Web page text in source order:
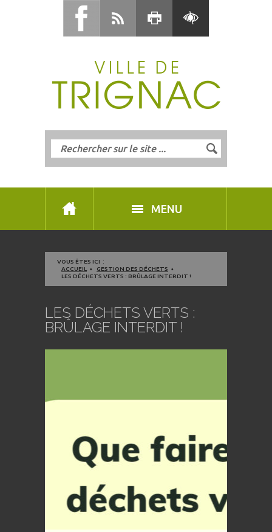
MENU
VOUS ÊTES ICI :
ACCUEIL
GESTION DES DÉCHETS
LES DÉCHETS VERTS : BRÛLAGE INTERDIT !
LES DÉCHETS VERTS :
BRÛLAGE INTERDIT !